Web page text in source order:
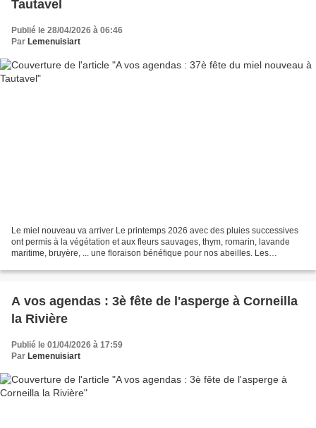
Tautavel
Publié le 28/04/2026 à 06:46
Par Lemenuisiart
Le miel nouveau va arriver Le printemps 2026 avec des pluies successives
ont permis à la végétation et aux fleurs sauvages, thym, romarin, lavande
maritime, bruyère, ... une floraison bénéfique pour nos abeilles. Les
A vos agendas : 3è fête de l'asperge à Corneilla
la Rivière
Publié le 01/04/2026 à 17:59
Par Lemenuisiart